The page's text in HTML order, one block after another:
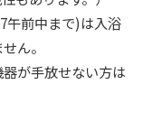
前中まで)は入浴
ん。
器が手放せない方は